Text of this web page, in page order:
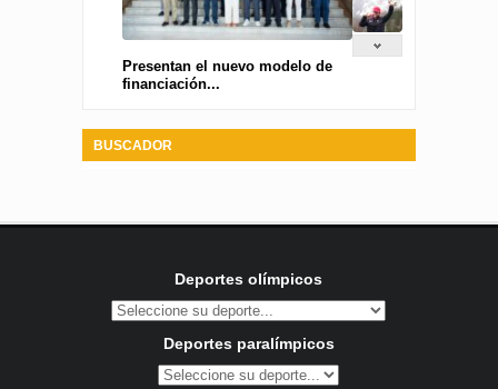
Presentan el nuevo modelo de
financiación...
BUSCADOR
Deportes olímpicos
Deportes paralímpicos